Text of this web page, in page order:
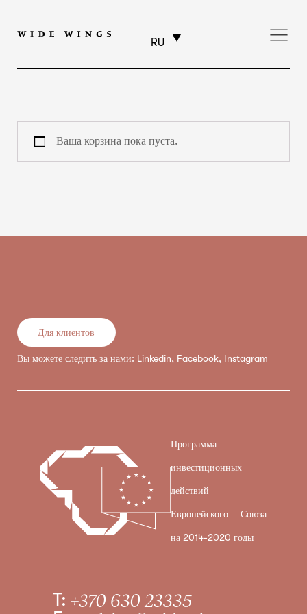
RU
Ваша корзина пока пуста.
Для клиентов
Вы можете следить за нами: Linkedin, Facebook, Instagram
Программа
инвестиционных
действий
Европейского Союза
на 2014-2020 годы
T: +370 630 23335